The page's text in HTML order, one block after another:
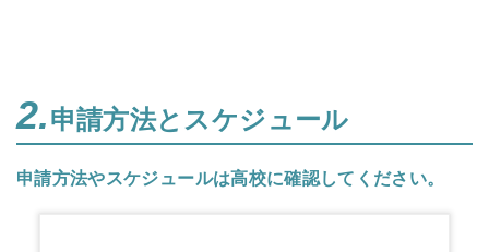
2.申請方法とスケジュール
申請方法やスケジュールは高校に確認してください。